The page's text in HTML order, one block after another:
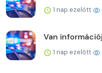
1 nap ezelőtt
Van
1 nap ezelőtt